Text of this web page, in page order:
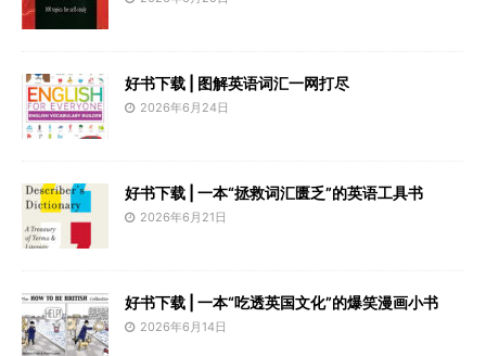
好书下载 | 图解英语词汇一网打尽
2026年6月24日
好书下载 | 一本“拯救词汇匮乏”的英语工具书
2026年6月21日
好书下载 | 一本“吃透英国文化”的爆笑漫画小书
2026年6月14日